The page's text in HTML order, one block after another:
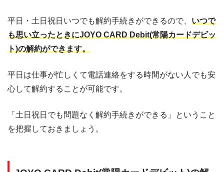
平日・土日祝日いつでも解約手続きができるので、 いつで
も思い立ったときにJOYO CARD Debit(常陽カードデビッ
ト)の解約ができます。
平日は仕事が忙しくて電話連絡をする時間がない人でも安
心して解約することが可能です。
「土日祝日でも問題なく解約手続きができる」ということ
を把握しておきましょう。